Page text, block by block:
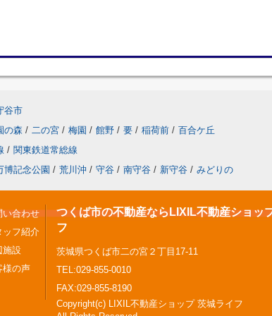
谷市
の森 / 二の宮 / 梅園 / 館野 / 要 / 稲荷前 / 百合ケ丘
/ 関東鉄道常総線
博記念公園 / 荒川沖 / 守谷 / 南守谷 / 新守谷 / みどりの
い合わせ
ッフ紹介
施設
様の声
つくば市の不動産ならLIXIL不動産ショッ
フ
茨城県つくば市二の宮２丁目17-11
TEL:029-855-0010
FAX:029-855-8190
Copyright(c) LIXIL不動産ショップ 茨城ライフ